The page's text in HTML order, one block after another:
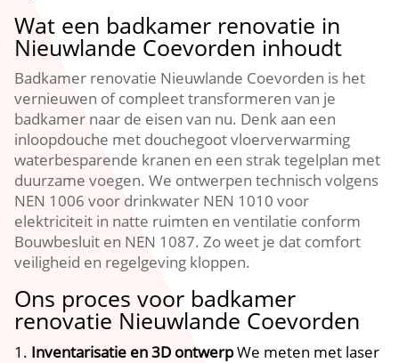
Wat een badkamer renovatie in
Nieuwlande Coevorden inhoudt
Badkamer renovatie Nieuwlande Coevorden is het
vernieuwen of compleet transformeren van je
badkamer naar de eisen van nu. Denk aan een
inloopdouche met douchegoot vloerverwarming
waterbesparende kranen en een strak tegelplan met
duurzame voegen. We ontwerpen technisch volgens
NEN 1006 voor drinkwater NEN 1010 voor
elektriciteit in natte ruimten en ventilatie conform
Bouwbesluit en NEN 1087. Zo weet je dat comfort
veiligheid en regelgeving kloppen.
Ons proces voor badkamer
renovatie Nieuwlande Coevorden
Inventarisatie en 3D ontwerpWe meten met laser